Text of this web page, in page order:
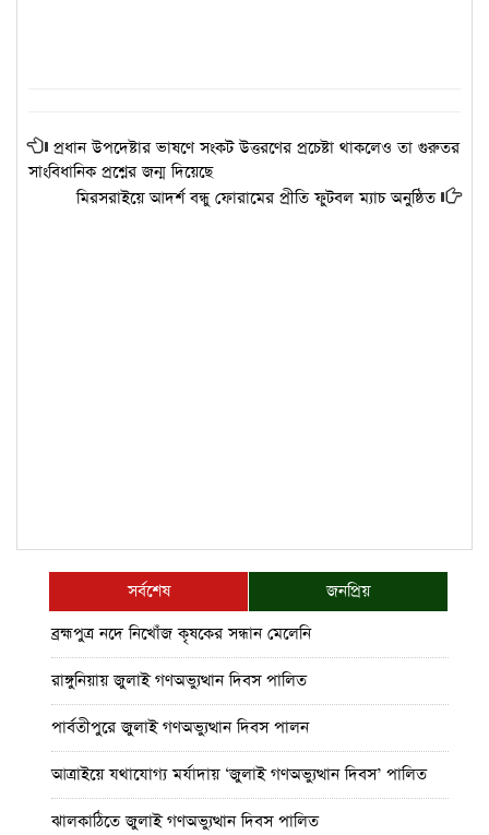
প্রধান উপদেষ্টার ভাষণে সংকট উত্তরণের প্রচেষ্টা থাকলেও তা গুরুতর
সাংবিধানিক প্রশ্নের জন্ম দিয়েছে
মিরসরাইয়ে আদর্শ বন্ধু ফোরামের প্রীতি ফুটবল ম্যাচ অনুষ্ঠিত
সর্বশেষ
জনপ্রিয়
ব্রহ্মপুত্র নদে নিখোঁজ কৃষকের সন্ধান মেলেনি
রাঙ্গুনিয়ায় জুলাই গণঅভ্যুত্থান দিবস পালিত
পার্বতীপুরে জুলাই গণঅভ্যুত্থান দিবস পালন
আত্রাইয়ে যথাযোগ্য মর্যাদায় ‘জুলাই গণঅভ্যুত্থান দিবস’ পালিত
ঝালকাঠিতে জুলাই গণঅভ্যুত্থান দিবস পালিত